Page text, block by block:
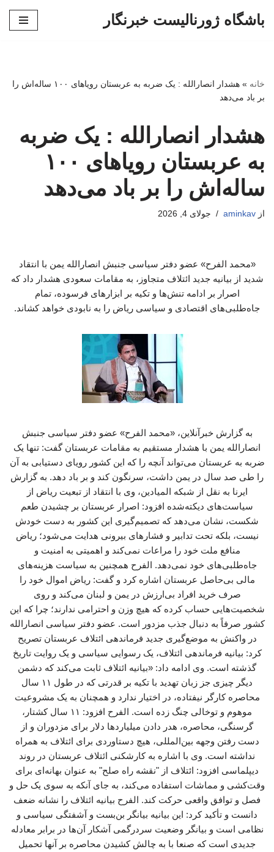
باشگاه ژورنالیست خبرنگار
خانه »
هشدار انصارالله : یک ضربه به عربستان رویاهای ۱۰۰ ساله‌اش را
بر باد می‌دهد
هشدار انصارالله : یک ضربه
به عربستان رویاهای ۱۰۰
ساله‌اش را بر باد می‌دهد
از aminkav جولای 4, 2026
«محمد الفرح» عضو دفتر سیاسی جنبش انصارالله یمن با انتقاد
شدید از بیانیه جدید ائتلاف متجاوز، به مقامات سعودی هشدار داد که
اصرار بر ادامه تنش‌ها و تکیه بر ابزارهای فرسوده، تمام
جاه‌طلبی‌های اقتصادی و سیاسی ریاض را به نابودی خواهد کشاند.
به گزارش خبرآنلاین، «محمد الفرح» عضو دفتر سیاسی جنبش
انصارالله یمن با هشدار مستقیم به مقامات عربستان گفت: تنها یک
ضربه به عربستان می‌تواند آنچه را که این کشور رویای دستیابی به آن
را طی صد سال در یمن داشت، سرنگون کند و بر باد دهد. به گزارش
ایرنا به نقل از شبکه المیادین، وی با انتقاد از تبعیت ریاض از
سیاست‌های دیکته‌شده افزود: اصرار عربستان بر چشیدن طعم
شکست، نشان می‌دهد که تصمیم‌گیری این کشور به دست خودش
نیست، بلکه تحت تدابیر و فشارهای بیرونی هدایت می‌شود؛ ریاض
منافع ملت خود را مراعات نمی‌کند و اهمیتی به امنیت و
جاه‌طلبی‌های خود نمی‌دهد. الفرح همچنین به سیاست هزینه‌های
مالی بی‌حاصل عربستان اشاره کرد و گفت: ریاض اموال خود را
صرف خرید افراد بی‌ارزش در یمن و لبنان می‌کند و روی
شخصیت‌هایی حساب کرده که هیچ وزن و احترامی ندارند؛ چرا که این
کشور صرفاً به دنبال جذب مزدور است. عضو دفتر سیاسی انصارالله
در واکنش به موضع‌گیری جدید فرماندهی ائتلاف عربستان تصریح
کرد: بیانیه فرماندهی ائتلاف، یک رسوایی سیاسی و یک روایت تاریخ
گذشته است. وی ادامه داد: «بیانیه ائتلاف ثابت می‌کند که دشمن
دیگر چیزی جز زبان تهدید با تکیه بر قدرتی که در طول ۱۱ سال
محاصره کارگر نیفتاده، در اختیار ندارد و همچنان به یک مشروعیت
موهوم و توخالی چنگ زده است. الفرح افزود: ۱۱ سال کشتار،
گرسنگی، محاصره، هدر دادن میلیاردها دلار برای مزدوران و از
دست رفتن وجهه بین‌المللی، هیچ دستاوردی برای ائتلاف به همراه
نداشته است. وی با اشاره به کارشکنی ائتلاف عربستان در روند
دیپلماسی افزود: ائتلاف از "نقشه راه صلح" به عنوان بهانه‌ای برای
وقت‌کشی و مماشات استفاده می‌کند، به جای آنکه به سوی یک حل و
فصل و توافق واقعی حرکت کند. الفرح بیانیه ائتلاف را نشانه ضعف
دانست و تأکید کرد: این بیانیه بیانگر بن‌بست و آشفتگی سیاسی و
نظامی است و بیانگر وضعیت سردرگمی آشکار آن‌ها در برابر معادله
جدیدی است که صنعا با به چالش کشیدن محاصره بر آنها تحمیل